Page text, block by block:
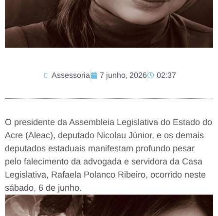
Assessoria 7 junho, 2026 02:37
O presidente da Assembleia Legislativa do Estado do
Acre (Aleac), deputado Nicolau Júnior, e os demais
deputados estaduais manifestam profundo pesar
pelo falecimento da advogada e servidora da Casa
Legislativa, Rafaela Polanco Ribeiro, ocorrido neste
sábado, 6 de junho.